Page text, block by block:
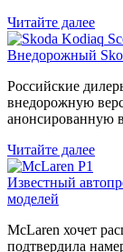
Читайте далее
Внедорожный
Российские
внедорожную
анонсированную
Читайте далее
Известный
моделей
McLaren хочет
подтвердила